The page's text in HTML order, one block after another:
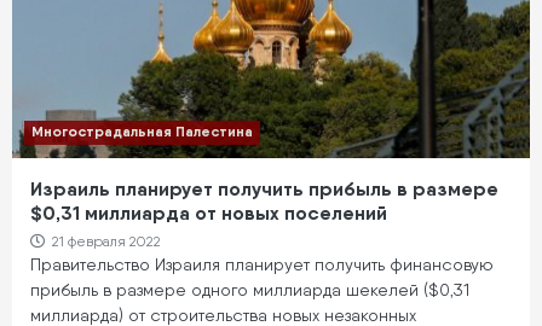
Многострадальная Палестина
Израиль планирует получить прибыль в размере
$0,31 миллиарда от новых поселений
21 февраля 2022
Правительство Израиля планирует получить финансовую
прибыль в размере одного миллиарда шекелей ($0,31
миллиарда) от строительства новых незаконных